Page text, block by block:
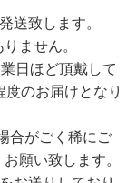
送致します。
ません。
日ほど頂戴して
のお届けとなり
合がごく稀にご
願い致します。